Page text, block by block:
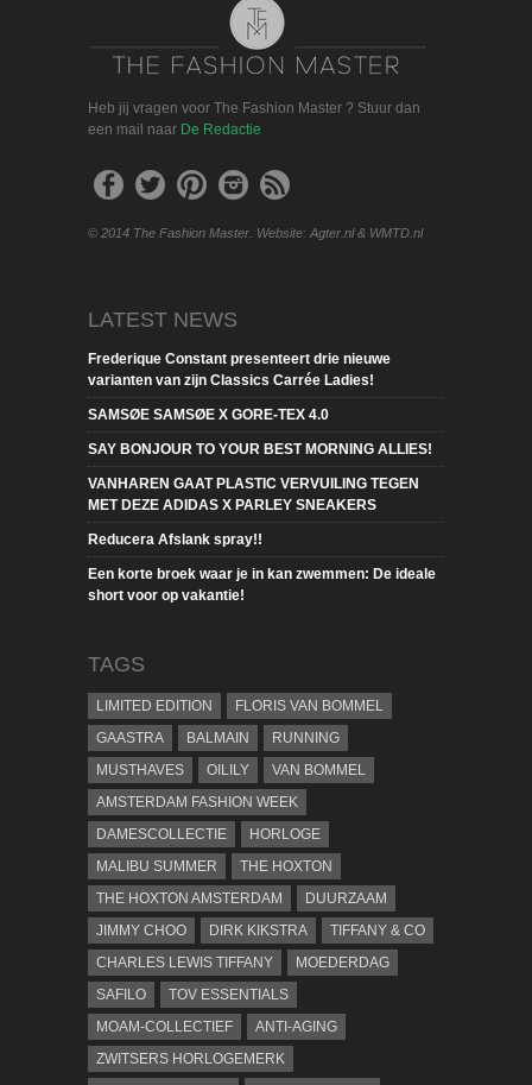
Heb jij vragen voor The Fashion Master ? Stuur dan
een mail naar De Redactie
© 2014 The Fashion Master. Website: Agter.nl & WMTD.nl
LATEST NEWS
Frederique Constant presenteert drie nieuwe
varianten van zijn Classics Carrée Ladies!
SAMSØE SAMSØE X GORE-TEX 4.0
SAY BONJOUR TO YOUR BEST MORNING ALLIES!
VANHAREN GAAT PLASTIC VERVUILING TEGEN
MET DEZE ADIDAS X PARLEY SNEAKERS
Reducera Afslank spray!!
Een korte broek waar je in kan zwemmen: De ideale
short voor op vakantie!
TAGS
LIMITED EDITION
FLORIS VAN BOMMEL
GAASTRA
BALMAIN
RUNNING
MUSTHAVES
OILILY
VAN BOMMEL
AMSTERDAM FASHION WEEK
DAMESCOLLECTIE
HORLOGE
MALIBU SUMMER
THE HOXTON
THE HOXTON AMSTERDAM
DUURZAAM
JIMMY CHOO
DIRK KIKSTRA
TIFFANY & CO
CHARLES LEWIS TIFFANY
MOEDERDAG
SAFILO
TOV ESSENTIALS
MOAM-COLLECTIEF
ANTI-AGING
ZWITSERS HORLOGEMERK